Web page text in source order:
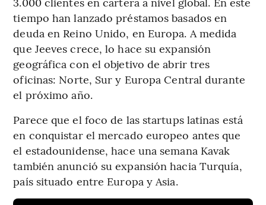
tiempo han lanzado préstamos basados en
deuda en Reino Unido, en Europa. A medida
que Jeeves crece, lo hace su expansión
geográfica con el objetivo de abrir tres
oficinas: Norte, Sur y Europa Central durante
el próximo año.
Parece que el foco de las startups latinas está
en conquistar el mercado europeo antes que
el estadounidense, hace una semana Kavak
también anunció su expansión hacia Turquía,
país situado entre Europa y Asia.